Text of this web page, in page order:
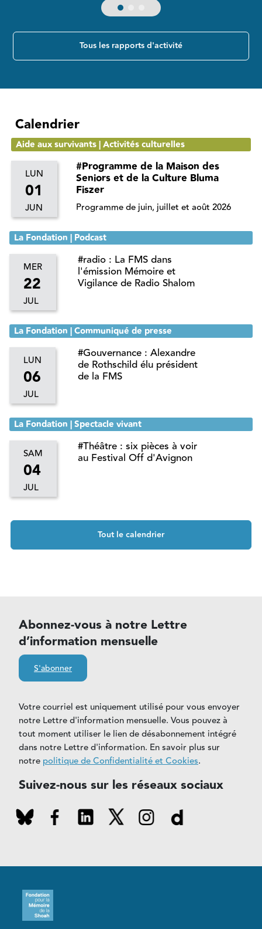
Tous les rapports d'activité
Calendrier
LUN
01
JUN
Aide aux survivants | Activités culturelles
#Programme de la Maison des
Seniors et de la Culture Bluma
Fiszer
Programme de juin, juillet et août 2026
MER
22
JUL
La Fondation | Podcast
#radio : La FMS dans
l'émission Mémoire et
Vigilance de Radio Shalom
LUN
06
JUL
La Fondation | Communiqué de presse
#Gouvernance : Alexandre
de Rothschild élu président
de la FMS
SAM
04
JUL
La Fondation | Spectacle vivant
#Théâtre : six pièces à voir
au Festival Off d'Avignon
Tout le calendrier
Abonnez-vous à notre Lettre
d’information mensuelle
S'abonner
Votre courriel est uniquement utilisé pour vous envoyer
notre Lettre d'information mensuelle. Vous pouvez à
tout moment utiliser le lien de désabonnement intégré
dans notre Lettre d'information. En savoir plus sur
notre politique de Confidentialité et Cookies.
Suivez-nous sur les réseaux sociaux